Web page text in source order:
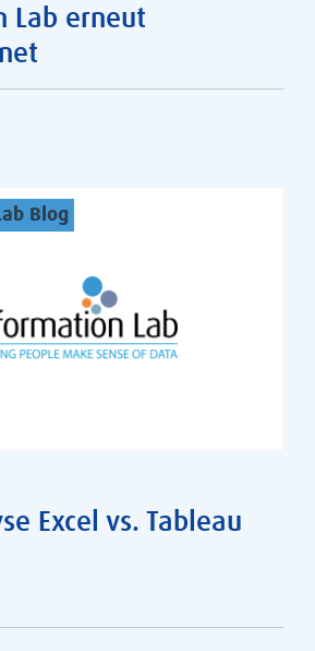
Lab erneut
Blog
Excel vs. Tableau